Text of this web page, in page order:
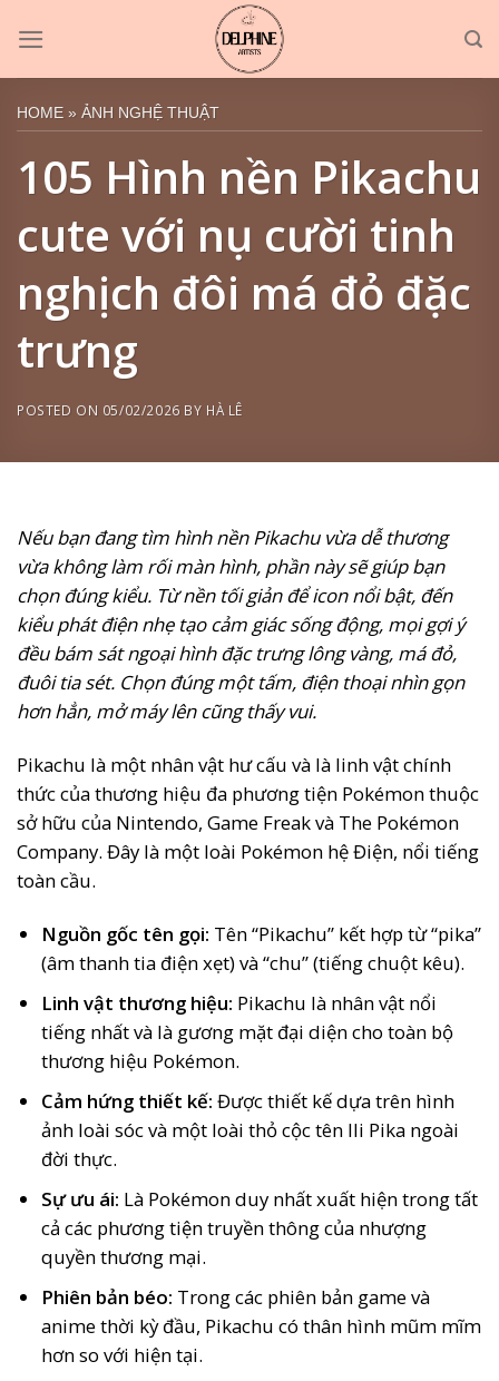
content
HOME » ẢNH NGHỆ THUẬT
105 Hình nền Pikachu
cute với nụ cười tinh
nghịch đôi má đỏ đặc
trưng
POSTED ON 05/02/2026 BY HÀ LÊ
Nếu bạn đang tìm hình nền Pikachu vừa dễ thương
vừa không làm rối màn hình, phần này sẽ giúp bạn
chọn đúng kiểu. Từ nền tối giản để icon nổi bật, đến
kiểu phát điện nhẹ tạo cảm giác sống động, mọi gợi ý
đều bám sát ngoại hình đặc trưng lông vàng, má đỏ,
đuôi tia sét. Chọn đúng một tấm, điện thoại nhìn gọn
hơn hẳn, mở máy lên cũng thấy vui.
Pikachu là một nhân vật hư cấu và là linh vật chính
thức của thương hiệu đa phương tiện Pokémon thuộc
sở hữu của Nintendo, Game Freak và The Pokémon
Company. Đây là một loài Pokémon hệ Điện, nổi tiếng
toàn cầu.
Nguồn gốc tên gọi: Tên “Pikachu” kết hợp từ “pika”
(âm thanh tia điện xẹt) và “chu” (tiếng chuột kêu).
Linh vật thương hiệu: Pikachu là nhân vật nổi
tiếng nhất và là gương mặt đại diện cho toàn bộ
thương hiệu Pokémon.
Cảm hứng thiết kế: Được thiết kế dựa trên hình
ảnh loài sóc và một loài thỏ cộc tên Ili Pika ngoài
đời thực.
Sự ưu ái: Là Pokémon duy nhất xuất hiện trong tất
cả các phương tiện truyền thông của nhượng
quyền thương mại.
Phiên bản béo: Trong các phiên bản game và
anime thời kỳ đầu, Pikachu có thân hình mũm mĩm
hơn so với hiện tại.